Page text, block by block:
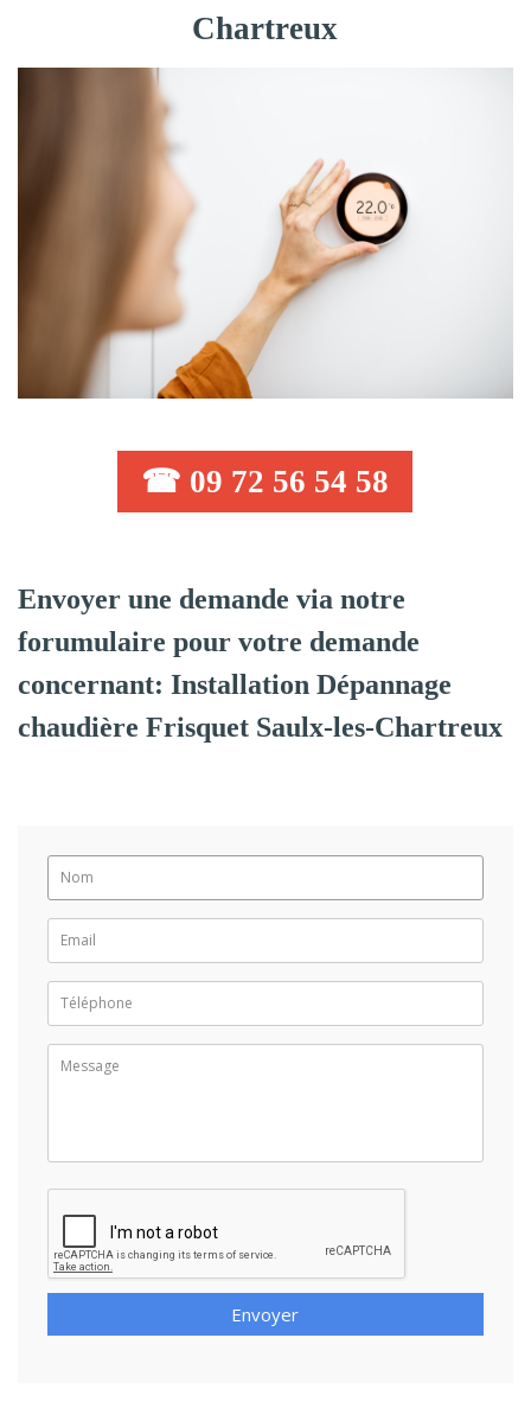
Chartreux
☎ 09 72 56 54 58
Envoyer une demande via notre
forumulaire pour votre demande
concernant: Installation Dépannage
chaudière Frisquet Saulx-les-Chartreux
Envoyer